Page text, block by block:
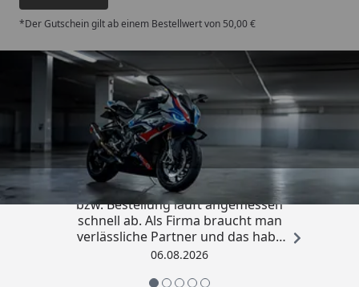
*Der Gutschein gilt ab einem Bestellwert von 50,00 €
Trusted Shops
4,85/ 5
„Die Abwicklung eines Auftrages
bzw. Bestellung läuft angemessen
schnell ab. Als Firma braucht man
verlässliche Partner und das habe
ich hier gefunden.“
06.08.2026